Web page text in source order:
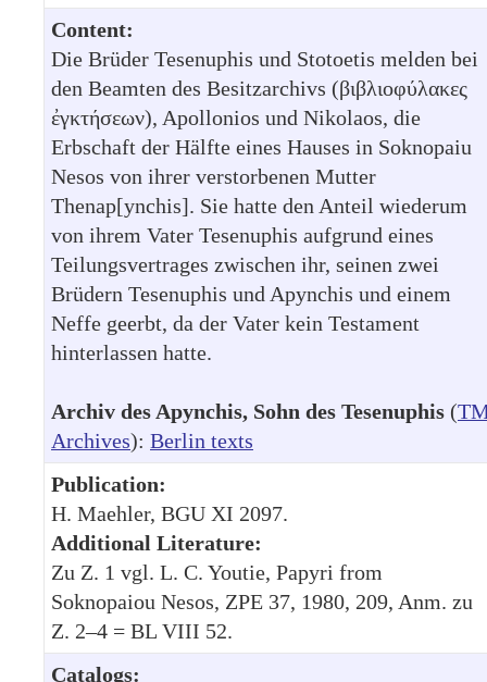
Content:
Die Brüder Tesenuphis und Stotoetis melden bei
den Beamten des Besitzarchivs (βιβλιοφύλακες
ἐγκτήσεων), Apollonios und Nikolaos, die
Erbschaft der Hälfte eines Hauses in Soknopaiu
Nesos von ihrer verstorbenen Mutter
Thenap[ynchis]. Sie hatte den Anteil wiederum
von ihrem Vater Tesenuphis aufgrund eines
Teilungsvertrages zwischen ihr, seinen zwei
Brüdern Tesenuphis und Apynchis und einem
Neffe geerbt, da der Vater kein Testament
hinterlassen hatte.
Archiv des Apynchis, Sohn des Tesenuphis (
Archives): Berlin texts
Publication:
H. Maehler, BGU XI 2097.
Additional Literature:
Zu Z. 1 vgl. L. C. Youtie, Papyri from
Soknopaiou Nesos, ZPE 37, 1980, 209, Anm. zu
Z. 2–4 = BL VIII 52.
Catalogs: